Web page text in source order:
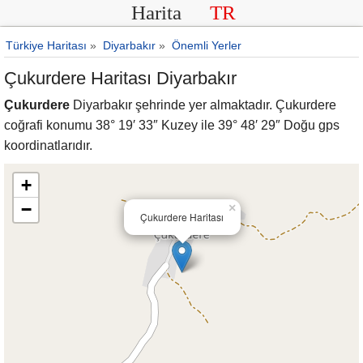
Harita TR
Türkiye Haritası » Diyarbakır » Önemli Yerler
Çukurdere Haritası Diyarbakır
Çukurdere Diyarbakır şehrinde yer almaktadır. Çukurdere
coğrafi konumu 38° 19′ 33″ Kuzey ile 39° 48′ 29″ Doğu gps
koordinatlarıdır.
Çukurdere Haritası
×
+
−